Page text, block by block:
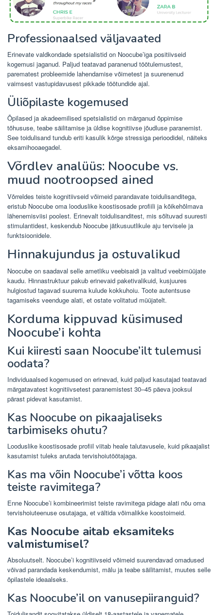
Professionaalsed väljavaated
Erinevate valdkondade spetsialistid on Noocube’iga positiivseid
kogemusi jaganud. Paljud teatavad paranenud töötulemustest,
parematest probleemide lahendamise võimetest ja suurenenud
vaimsest vastupidavusest pikkade töötundide ajal.
Üliõpilaste kogemused
Õpilased ja akadeemilised spetsialistid on märganud õppimise
tõhususe, teabe säilitamise ja üldise kognitiivse jõudluse paranemist.
See toidulisand tundub eriti kasulik kõrge stressiga perioodidel, näiteks
eksamihooaegadel.
Võrdlev analüüs: Noocube vs.
muud nootroopsed ained
Võrreldes teiste kognitiivseid võimeid parandavate toidulisanditega,
eristub Noocube oma looduslike koostisosade profiili ja kõikehõlmava
lähenemisviisi poolest. Erinevalt toidulisanditest, mis sõltuvad suuresti
stimulantidest, keskendub Noocube jätkusuutlikule aju tervisele ja
funktsioonidele.
Hinnakujundus ja ostuvalikud
Noocube on saadaval selle ametliku veebisaidi ja valitud veebimüüjate
kaudu. Hinnastruktuur pakub erinevaid paketivalikuid, kusjuures
hulgiostud tagavad suurema kulude kokkuhoiu. Toote autentsuse
tagamiseks veenduge alati, et ostate volitatud müüjatelt.
Korduma kippuvad küsimused
Noocube’i kohta
Kui kiiresti saan Noocube’ilt tulemusi
oodata?
Individuaalsed kogemused on erinevad, kuid paljud kasutajad teatavad
märgatavatest kognitiivsetest paranemistest 30–45 päeva jooksul
pärast pidevat kasutamist.
Kas Noocube on pikaajaliseks
tarbimiseks ohutu?
Looduslike koostisosade profiil viitab heale talutavusele, kuid pikaajalist
kasutamist tuleks arutada tervishoiutöötajaga.
Kas ma võin Noocube’i võtta koos
teiste ravimitega?
Enne Noocube’i kombineerimist teiste ravimitega pidage alati nõu oma
tervishoiuteenuse osutajaga, et vältida võimalikke koostoimeid.
Kas Noocube aitab eksamiteks
valmistumisel?
Absoluutselt. Noocube’i kognitiivseid võimeid suurendavad omadused
võivad parandada keskendumist, mälu ja teabe säilitamist, muutes selle
õpilastele ideaalseks.
Kas Noocube’il on vanusepiiranguid?